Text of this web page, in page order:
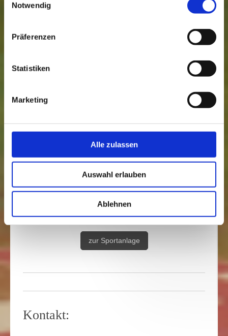
Notwendig
Präferenzen
Statistiken
Marketing
Alle zulassen
Auswahl erlauben
Ablehnen
Hier finden Sie uns:
TSG Creidlitz 1908 e.V.
Sportheim und Sportanlagen
zur Sportanlage
Kontakt: